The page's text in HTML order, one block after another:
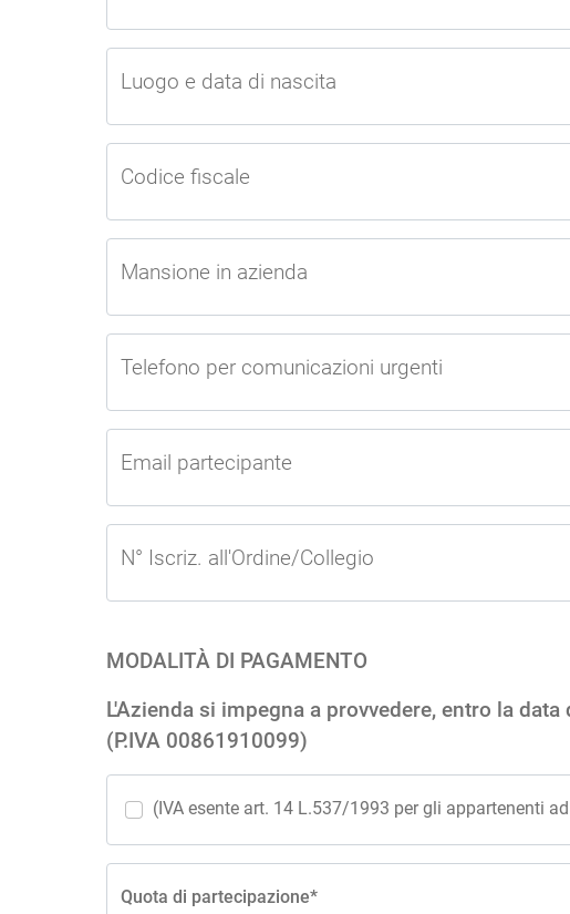
Luogo e data di nascita
Codice fiscale
Mansione in azienda
Telefono per comunicazioni urgenti
Email partecipante
N° Iscriz. all'Ordine/Collegio
MODALITÀ DI PAGAMENTO
L'Azienda si impegna a provvedere, entro la
(P.IVA 00861910099)
(IVA esente art. 14 L.537/1993 per gli appartenenti
Quota di partecipazione*